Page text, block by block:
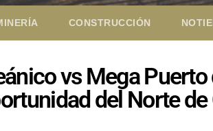
CONSTRUCCIÓN
vs Mega Puerto
del Norte de